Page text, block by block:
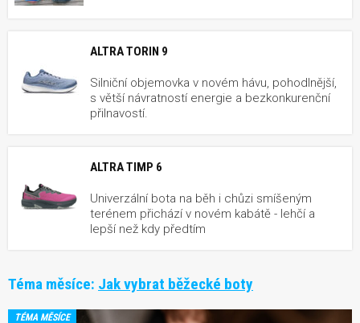
ALTRA TORIN 9
Silniční objemovka v novém hávu, pohodlnější,
s větší návratností energie a bezkonkurenční
přilnavostí.
ALTRA TIMP 6
Univerzální bota na běh i chůzi smíšeným
terénem přichází v novém kabátě - lehčí a
lepší než kdy předtím
Téma měsíce: Jak vybrat běžecké boty
TÉMA MĚSÍCE